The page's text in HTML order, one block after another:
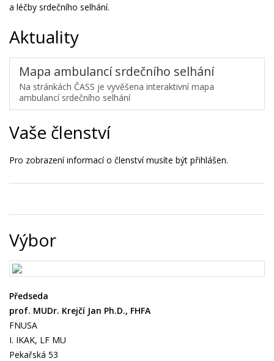
a léčby srdečního selhání.
Aktuality
Mapa ambulancí srdečního selhání
Na stránkách ČASS je vyvěšena interaktivní mapa
ambulancí srdečního selhání
Vaše členství
Pro zobrazení informací o členství musíte být přihlášen.
Výbor
Předseda
prof. MUDr. Krejčí Jan Ph.D., FHFA
FNUSA
I. IKAK, LF MU
Pekařská 53